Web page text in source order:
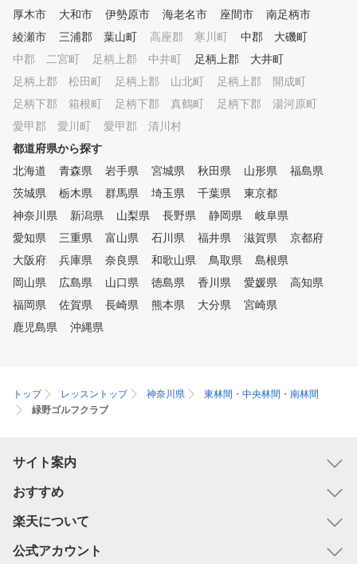
厚木市
大和市 伊勢原市 海老名市 座間市
南足柄市
綾瀬市
三浦郡 葉山町 高座郡 寒川町
中郡 大磯町
中郡 二宮町
足柄上郡 中井町
足柄上郡 大井町
足柄上郡 松田町
足柄上郡 山北町
足柄上郡 開成町
足柄下郡 箱根町
足柄下郡 真鶴町
足柄下郡 湯河原町
愛甲郡 愛川町
愛甲郡 清川村
都道府県から探す
北海道
青森県 岩手県 宮城県 秋田県 山形県
福島県
茨城県
栃木県 群馬県 埼玉県 千葉県
東京都
神奈川県
新潟県 山梨県 長野県 静岡県
岐阜県
愛知県
三重県 富山県 石川県 福井県 滋賀県
京都府
大阪府
兵庫県 奈良県 和歌山県 鳥取県
島根県
岡山県
広島県 山口県 徳島県 香川県 愛媛県
高知県
福岡県
佐賀県 長崎県 熊本県 大分県
宮崎県
鹿児島県
沖縄県
トップ レッスントップ 神奈川県
東林間・中央林間・南林間
緑野ゴルフクラブ
サイト案内
おすすめ
楽天について
公式アカウント